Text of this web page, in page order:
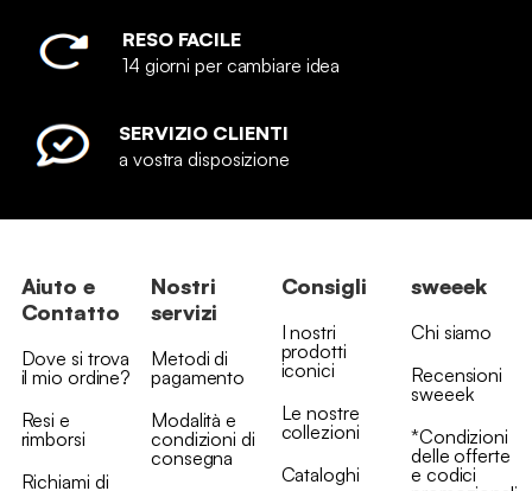
RESO FACILE
14 giorni per cambiare idea
SERVIZIO CLIENTI
a vostra disposizione
Aiuto e
Contatto
Dove si trova
il mio ordine?
Resi e
rimborsi
Richiami di
Nostri
servizi
Metodi di
pagamento
Modalità e
condizioni di
consegna
Consigli
I nostri
prodotti
iconici
Le nostre
collezioni
Cataloghi
sweeek
Chi siamo
Recensioni
sweeek
*Condizioni
delle offerte
e codici